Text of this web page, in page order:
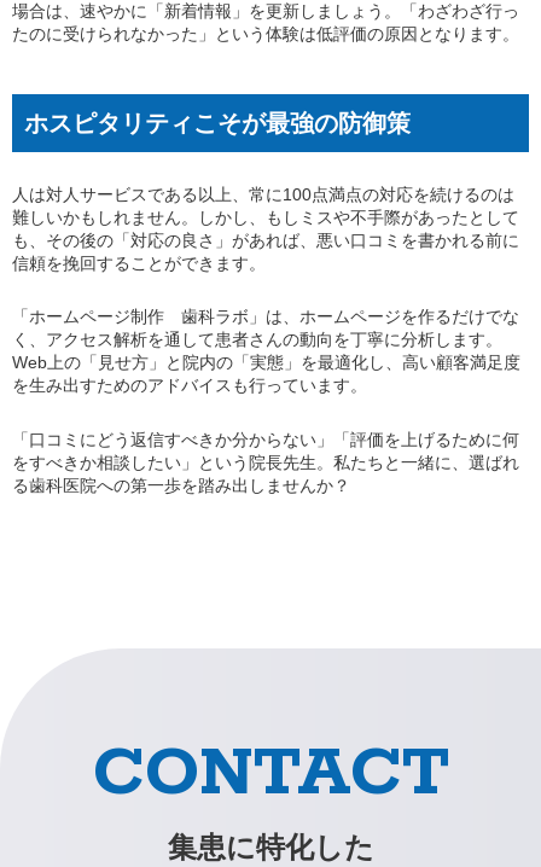
場合は、速やかに「新着情報」を更新しましょう。「わざわざ行っ
たのに受けられなかった」という体験は低評価の原因となります。
ホスピタリティこそが最強の防御策
人は対人サービスである以上、常に100点満点の対応を続けるのは
難しいかもしれません。しかし、もしミスや不手際があったとして
も、その後の「対応の良さ」があれば、悪い口コミを書かれる前に
信頼を挽回することができます。
「ホームページ制作 歯科ラボ」は、ホームページを作るだけでな
く、アクセス解析を通して患者さんの動向を丁寧に分析します。
Web上の「見せ方」と院内の「実態」を最適化し、高い顧客満足度
を生み出すためのアドバイスも行っています。
「口コミにどう返信すべきか分からない」「評価を上げるために何
をすべきか相談したい」という院長先生。私たちと一緒に、選ばれ
る歯科医院への第一歩を踏み出しませんか？
CONTACT
集患に特化した